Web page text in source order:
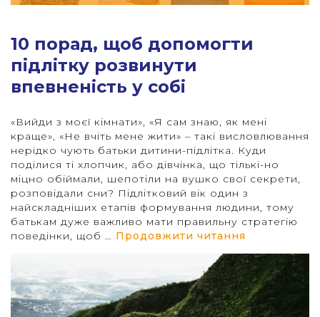
10 порад, щоб допомогти
підлітку розвинути
впевненість у собі
«Вийди з моєї кімнати», «Я сам знаю, як мені
краще», «Не вчіть мене жити» – такі висловлювання
нерідко чують батьки дитини-підлітка. Куди
поділися ті хлопчик, або дівчінка, що тількі-но
міцно обіймали, шепотіли на вушко свої секрети,
розповідали сни? Підлітковий вік один з
найскладніших етапів формування людини, тому
батькам дуже важливо мати правильну стратегію
поведінки, щоб … Продовжити читання